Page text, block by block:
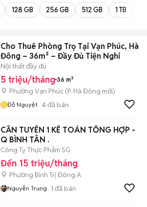
128 GB 256 GB 512 GB 1 TB
Cho Thuê Phòng Trọ Tại Vạn Phúc, Hà
Đông – 36m² – Đầy Đủ Tiện Nghi
Nội thất đầy đủ
5 triệu/tháng 36 m²
Phường Vạn Phúc (P. Hà Đông mới)
Đỗ Nguyệt 4đã bán
CẦN TUYỂN 1 KẾ TOÁN TỔNG HỢP -
Q BÌNH TÂN .
Công Ty Thực Phẩm SG
Đến 15 triệu/tháng
Phường Bình Trị Đông A
Nguyễn Trung 1 đã bán